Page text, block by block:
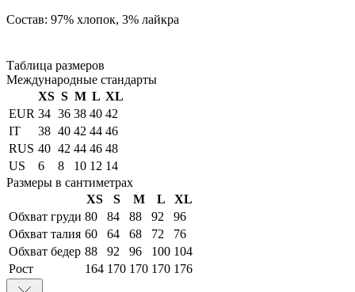
Состав: 97% хлопок, 3% лайкра
Таблица размеров
Международные стандарты
XS S M L XL
EUR 34 36 38 40 42
IT
38 40 42 44 46
RUS 40 42 44 46 48
US
6 8 10 12 14
Размеры в сантиметрах
XS
S M L
XL
Обхват груди 80 84 88 92
96
Обхват талия 60 64 68 72
76
Обхват бедер 88 92 96 100 104
Рост
164 170 170 170 176